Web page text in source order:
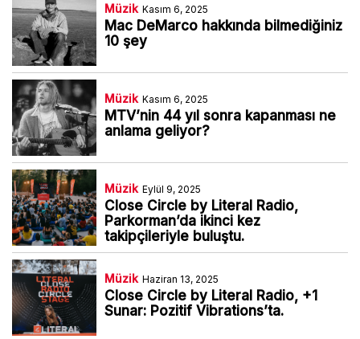
Müzik Kasım 6, 2025
Mac DeMarco hakkında bilmediğiniz
10 şey
Müzik Kasım 6, 2025
MTV’nin 44 yıl sonra kapanması ne
anlama geliyor?
Müzik Eylül 9, 2025
Close Circle by Literal Radio,
Parkorman’da ikinci kez
takipçileriyle buluştu.
Müzik Haziran 13, 2025
Close Circle by Literal Radio, +1
Sunar: Pozitif Vibrations’ta.